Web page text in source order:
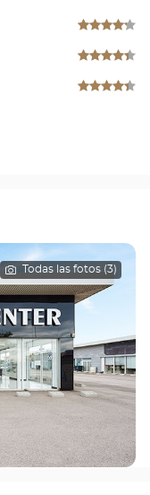
Todas las fotos (3)